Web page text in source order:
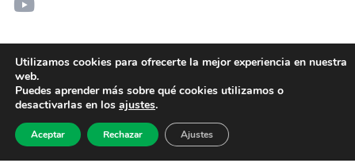
Utilizamos cookies para ofrecerte la mejor experiencia en nuestra
web.
Puedes aprender más sobre qué cookies utilizamos o
desactivarlas en los ajustes.
Aceptar Rechazar Ajustes